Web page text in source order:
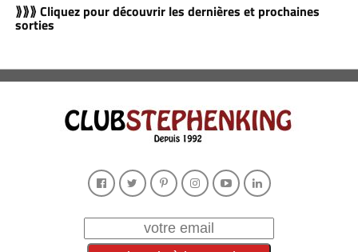
⟫⟫⟫ Cliquez pour découvrir les dernières et prochaines
sorties